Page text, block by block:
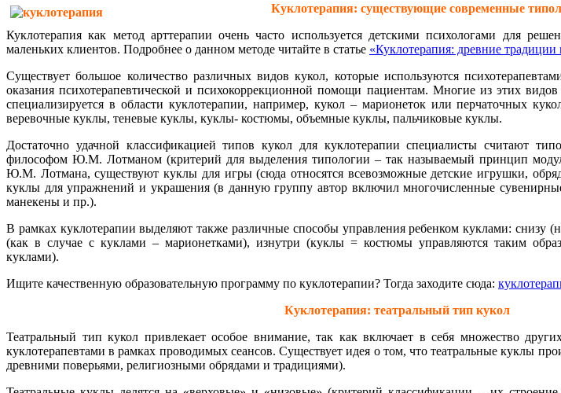
Куклотерапия: существующие современные
Куклотерапия как метод арттерапии очень часто используется детскими психологами для
маленьких клиентов. Подробнее о данном методе читайте в статье «Куклотерапия: древние
Существует большое количество различных видов кукол, которые используются
оказания психотерапевтической и психокоррекционной помощи пациентам. Многие из этих
специализируется в области куклотерапии, например, кукол – марионеток или перчаточных
веревочные куклы, теневые куклы, куклы- костюмы, объемные куклы, пальчиковые куклы.
Достаточно удачной классификацией типов кукол для куклотерапии специалисты считают
философом Ю.М. Лотманом (критерий для выделения типологии – так называемый принцип
Ю.М. Лотмана, существуют куклы для игры (сюда относятся всевозможные детские игрушки,
куклы для упражнений и украшения (в данную группу автор включил многочисленные
манекены и пр.).
В рамках куклотерапии выделяют также различные способы управления ребенком куклами: снизу
(как в случае с куклами – марионетками), изнутри (куклы = костюмы управляются таким
куклами).
Ищите качественную образовательную программу по куклотерапии? Тогда заходите сюда:
Куклотерапия: театральный тип кукол
Театральный тип кукол привлекает особое внимание, так как включает в себя множество
куклотерапевтами в рамках проводимых сеансов. Существует идея о том, что театральные куклы
древними поверьями, религиозными обрядами и традициями).